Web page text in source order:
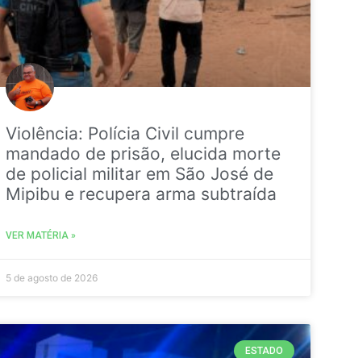
Violência: Polícia Civil cumpre
mandado de prisão, elucida morte
de policial militar em São José de
Mipibu e recupera arma subtraída
VER MATÉRIA »
5 de agosto de 2026
ESTADO